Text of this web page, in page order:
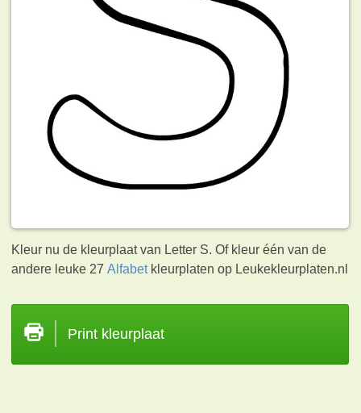
Kleur nu de kleurplaat van Letter S. Of kleur één van de
andere leuke 27Alfabetkleurplaten op Leukekleurplaten.nl
Print kleurplaat